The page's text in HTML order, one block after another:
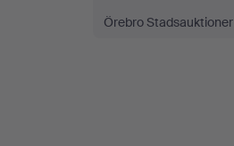
Örebro Stadsauktioner